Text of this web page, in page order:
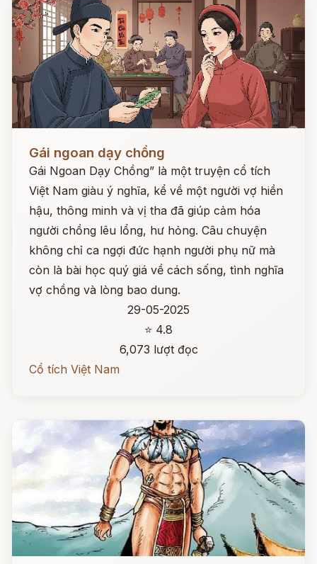
Gái ngoan dạy chồng
Gái Ngoan Dạy Chồng” là một truyện cổ tích
Việt Nam giàu ý nghĩa, kể về một người vợ hiền
hậu, thông minh và vị tha đã giúp cảm hóa
người chồng lêu lổng, hư hỏng. Câu chuyện
không chỉ ca ngợi đức hạnh người phụ nữ mà
còn là bài học quý giá về cách sống, tình nghĩa
vợ chồng và lòng bao dung.
29-05-2025
⭐ 4.8
6,073 lượt đọc
Cổ tích Việt Nam